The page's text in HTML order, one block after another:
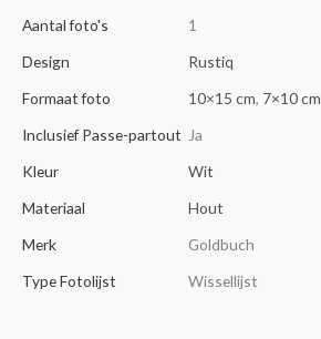
Aantal foto's
1
Design
Rustiq
Formaat foto
10×15 cm, 7×10 cm
Inclusief Passe-partout Ja
Kleur
Wit
Materiaal
Hout
Merk
Goldbuch
Type Fotolijst
Wissellijst